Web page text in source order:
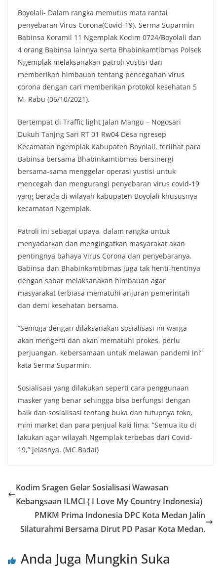
Boyolali- Dalam rangka memutus mata rantai
penyebaran Virus Corona(Covid-19). Serma Suparmin
Babinsa Koramil 11 Ngemplak Kodim 0724/Boyolali dan
4 orang Babinsa lainnya serta Bhabinkamtibmas Polsek
Ngemplak melaksanakan patroli yustisi dan
memberikan himbauan tentang pencegahan virus
corona dengan cari memberikan protokol kesehatan 5
M, Rabu (06/10/2021).
Bertempat di Traffic light Jalan Mangu – Nogosari
Dukuh Tanjng Sari RT 01 Rw04 Desa ngresep
Kecamatan ngemplak Kabupaten Boyolali, terlihat para
Babinsa bersama Bhabinkamtibmas bersinergi
bersama-sama menggelar operasi yustisi untuk
mencegah dan mengurangi penyebaran virus covid-19
yang berada di wilayah kabupaten Boyolali khususnya
kecamatan Ngemplak.
Patroli ini sebagai upaya, dalam rangka untuk
menyadarkan dan mengingatkan masyarakat akan
pentingnya bahaya Virus Corona dan penyebaranya.
Babinsa dan Bhabinkamtibmas juga tak henti-hentinya
dengan sabar melaksanakan himbauan agar
masyarakat terbiasa mematuhi anjuran pemerintah
dan demi kesehatan bersama.
“Semoga dengan dilaksanakan sosialisasi ini warga
akan mengerti dan akan mematuhi prokes, perlu
perjuangan, kebersamaan untuk melawan pandemi ini”
kata Serma Suparmin.
Sosialisasi yang dilakukan seperti cara penggunaan
masker yang benar sehingga bisa berfungsi dengan
baik dan sosialisasi tentang buka dan tutupnya toko,
mini market dan para penjual kaki lima. “Semua itu di
lakukan agar wilayah Ngemplak terbebas dari Covid-
19,” jelasnya. (MC.Badai)
Kodim Sragen Gelar Sosialisasi Wawasan
Kebangsaan ILMCI ( I Love My Country Indonesia)
PMKM Prima Indonesia DPC Kota Medan Jalin
Silaturahmi Bersama Dirut PD Pasar Kota Medan.
Anda Juga Mungkin Suka